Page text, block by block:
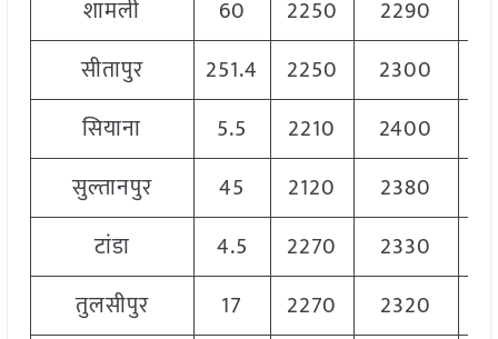
शामली
60 2250 2290
सीतापुर
251.4 2250 2300
सियाना
5.5 2210 2400
सुल्तानपुर
45 2120 2380
टांडा
4.5 2270 2330
तुलसीपुर
17 2270 2320